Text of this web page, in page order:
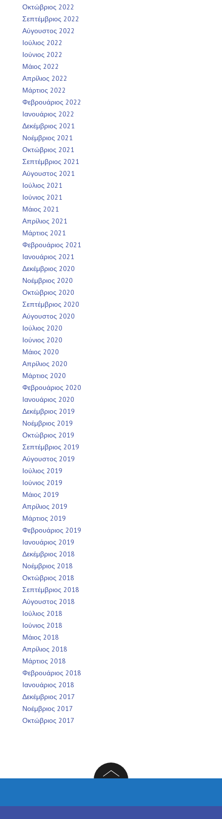
Οκτώβριος 2022
Σεπτέμβριος 2022
Αύγουστος 2022
Ιούλιος 2022
Ιούνιος 2022
Μάιος 2022
Απρίλιος 2022
Μάρτιος 2022
Φεβρουάριος 2022
Ιανουάριος 2022
Δεκέμβριος 2021
Νοέμβριος 2021
Οκτώβριος 2021
Σεπτέμβριος 2021
Αύγουστος 2021
Ιούλιος 2021
Ιούνιος 2021
Μάιος 2021
Απρίλιος 2021
Μάρτιος 2021
Φεβρουάριος 2021
Ιανουάριος 2021
Δεκέμβριος 2020
Νοέμβριος 2020
Οκτώβριος 2020
Σεπτέμβριος 2020
Αύγουστος 2020
Ιούλιος 2020
Ιούνιος 2020
Μάιος 2020
Απρίλιος 2020
Μάρτιος 2020
Φεβρουάριος 2020
Ιανουάριος 2020
Δεκέμβριος 2019
Νοέμβριος 2019
Οκτώβριος 2019
Σεπτέμβριος 2019
Αύγουστος 2019
Ιούλιος 2019
Ιούνιος 2019
Μάιος 2019
Απρίλιος 2019
Μάρτιος 2019
Φεβρουάριος 2019
Ιανουάριος 2019
Δεκέμβριος 2018
Νοέμβριος 2018
Οκτώβριος 2018
Σεπτέμβριος 2018
Αύγουστος 2018
Ιούλιος 2018
Ιούνιος 2018
Μάιος 2018
Απρίλιος 2018
Μάρτιος 2018
Φεβρουάριος 2018
Ιανουάριος 2018
Δεκέμβριος 2017
Νοέμβριος 2017
Οκτώβριος 2017